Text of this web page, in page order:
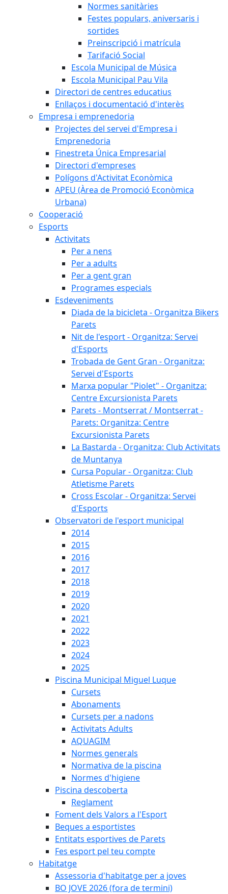
Normes sanitàries
Festes populars, aniversaris i
sortides
Preinscripció i matrícula
Tarifació Social
Escola Municipal de Música
Escola Municipal Pau Vila
Directori de centres educatius
Enllaços i documentació d'interès
Empresa i emprenedoria
Projectes del servei d'Empresa i
Emprenedoria
Finestreta Única Empresarial
Directori d'empreses
Polígons d'Activitat Econòmica
APEU (Àrea de Promoció Econòmica
Urbana)
Cooperació
Esports
Activitats
Per a nens
Per a adults
Per a gent gran
Programes especials
Esdeveniments
Diada de la bicicleta - Organitza Bikers
Parets
Nit de l'esport - Organitza: Servei
d'Esports
Trobada de Gent Gran - Organitza:
Servei d'Esports
Marxa popular "Piolet" - Organitza:
Centre Excursionista Parets
Parets - Montserrat / Montserrat -
Parets: Organitza: Centre
Excursionista Parets
La Bastarda - Organitza: Club Activitats
de Muntanya
Cursa Popular - Organitza: Club
Atletisme Parets
Cross Escolar - Organitza: Servei
d'Esports
Observatori de l'esport municipal
2014
2015
2016
2017
2018
2019
2020
2021
2022
2023
2024
2025
Piscina Municipal Miguel Luque
Cursets
Abonaments
Cursets per a nadons
Activitats Adults
AQUAGIM
Normes generals
Normativa de la piscina
Normes d'higiene
Piscina descoberta
Reglament
Foment dels Valors a l'Esport
Beques a esportistes
Entitats esportives de Parets
Fes esport pel teu compte
Habitatge
Assessoria d'habitatge per a joves
BO JOVE 2026 (fora de termini)